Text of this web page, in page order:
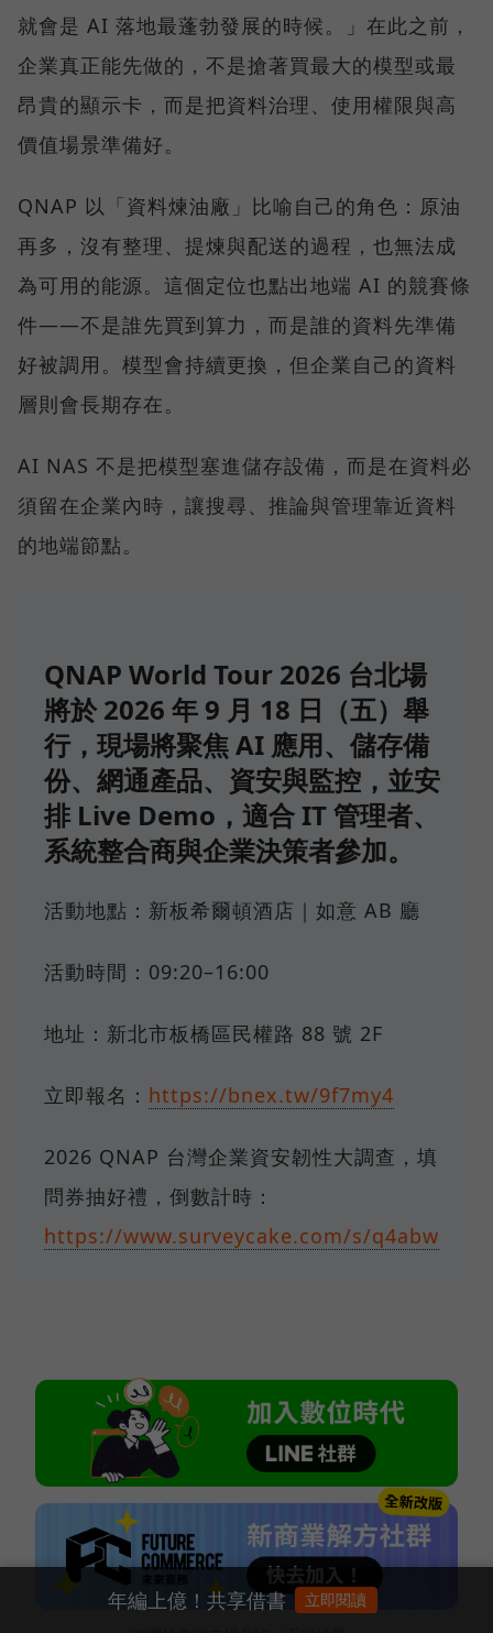
就會是 AI 落地最蓬勃發展的時候。」在此之前，
企業真正能先做的，不是搶著買最大的模型或最
昂貴的顯示卡，而是把資料治理、使用權限與高
價值場景準備好。
QNAP 以「資料煉油廠」比喻自己的角色：原油
再多，沒有整理、提煉與配送的過程，也無法成
為可用的能源。這個定位也點出地端 AI 的競賽條
件——不是誰先買到算力，而是誰的資料先準備
好被調用。模型會持續更換，但企業自己的資料
層則會長期存在。
AI NAS 不是把模型塞進儲存設備，而是在資料必
須留在企業內時，讓搜尋、推論與管理靠近資料
的地端節點。
QNAP World Tour 2026 台北場
將於 2026 年 9 月 18 日（五）舉
行，現場將聚焦 AI 應用、儲存備
份、網通產品、資安與監控，並安
排 Live Demo，適合 IT 管理者、
系統整合商與企業決策者參加。
活動地點：新板希爾頓酒店｜如意 AB 廳
活動時間：09:20–16:00
地址：新北市板橋區民權路 88 號 2F
立即報名： https://bnex.tw/9f7my4
2026 QNAP 台灣企業資安韌性大調查，填
問券抽好禮，倒數計時：
https://www.surveycake.com/s/q4abw
年編上億！共享借書 立即閱讀